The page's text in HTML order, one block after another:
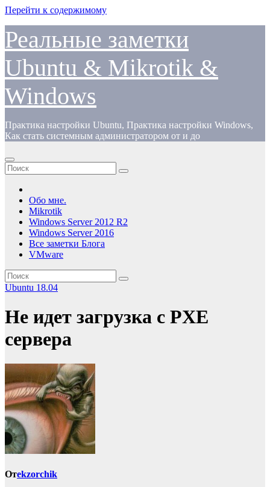
Перейти к содержимому
Реальные заметки
Ubuntu & Mikrotik &
Windows
Практика настройки Ubuntu, Практика настройки Windows,
Как стать системным администратором от и до
Обо мне.
Mikrotik
Windows Server 2012 R2
Windows Server 2016
Все заметки Блога
VMware
Ubuntu 18.04
Не идет загрузка с PXE
сервера
Отekzorchik